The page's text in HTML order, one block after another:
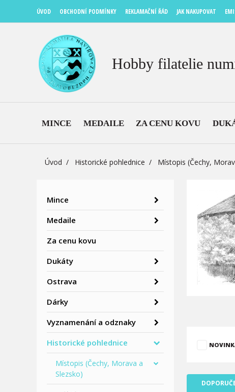
ÚVOD OBCHODNÍ PODMÍNKY REKLAMAČNÍ ŘÁD JAK NAKUPOVAT
Hobby filatelie
MINCE MEDAILE ZA CENU KOVU
Úvod Historické pohlednice Místopis (Čechy,
Mince
Medaile
Za cenu kovu
Dukáty
Ostrava
Dárky
Vyznamenání a odznaky
Historické pohlednice
Místopis (Čechy, Morava a
Slezsko)